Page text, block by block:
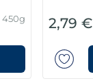
450g 2,79 €